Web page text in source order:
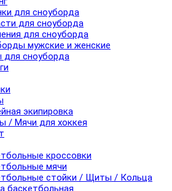
для сноуборда
для сноуборда
для сноуборда
мужские и женские
для сноуборда
экипировка
/ Мячи для хоккея
кроссовки
мячи
стойки / Щиты / Кольца
баскетбольная